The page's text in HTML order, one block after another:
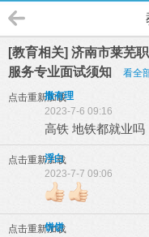
[教育相关] 济南市莱芜
服务专业面试须知
看全
点击重新加载
撒有理
2023-7-6 09:16
高铁 地铁都就业吗
点击重新加载
浮白
2023-7-7 09:06
点击重新加载
饼饼